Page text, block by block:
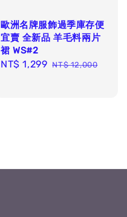
歐洲名牌服飾過季庫存便
宜賣 全新品 羊毛料兩片
裙 WS#2
Sale
NT$ 1,299 Regular
NT$ 12,000